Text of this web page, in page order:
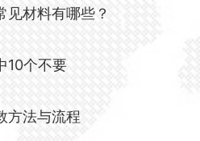
见材料有哪些？
10个不要
方法与流程